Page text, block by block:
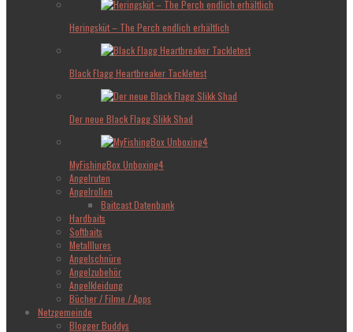
Heringsküt – The Perch endlich erhältlich
Black Flagg Heartbreaker Tackletest
Der neue Black Flagg Slikk Shad
MyFishingBox Unboxing4
Angelruten
Angelrollen
Baitcast Datenbank
Hardbaits
Softbaits
Metalllures
Angelschnüre
Angelzubehör
Angelkleidung
Bücher / Filme / Apps
Netzgemeinde
Blogger Buddys